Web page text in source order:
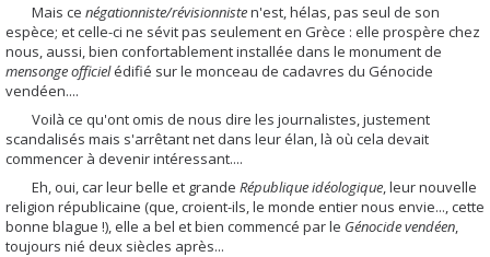
Mais ce négationniste/révisionnisten'est, hélas, pas seul de son
espèce; et celle-ci ne sévit pas seulement en Grèce : elle prospère chez
nous, aussi, bien confortablement installée dans le monument de
mensonge officielédifié sur le monceau de cadavres du Génocide
vendéen....
Voilà ce qu'ont omis de nous dire les journalistes, justement
scandalisés mais s'arrêtant net dans leur élan, là où cela devait
commencer à devenir intéressant....
Eh, oui, car leur belle et grande République idéologique, leur nouvelle
religion républicaine (que, croient-ils, le monde entier nous envie..., cette
bonne blague !), elle a bel et bien commencé par le Génocide vendéen,
toujours nié deux siècles après...